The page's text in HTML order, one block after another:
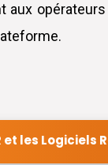
les Logiciels